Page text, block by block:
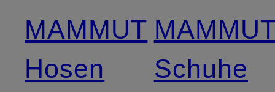
MAMMUT
Hosen
Schuhe